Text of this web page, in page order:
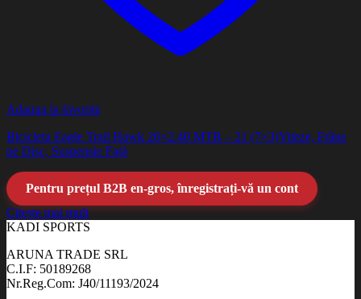
Adauga la favorite
Bicicleta Eagle Trail Hawk 26×2.40 MTB – 21 (7×3)Viteze, Frâne
pe Disc, Suspensie Față
Pentru prețul B2B en-gros, înregistrați-vă un cont
Citește mai mult
KADI SPORTS
ARUNA TRADE SRL
C.I.F: 50189268
Nr.Reg.Com: J40/11193/2024